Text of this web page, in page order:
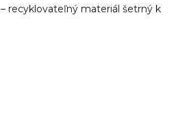
– recyklovateľný materiál šetrný k